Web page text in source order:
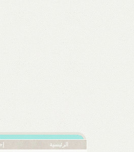
الرئيسية